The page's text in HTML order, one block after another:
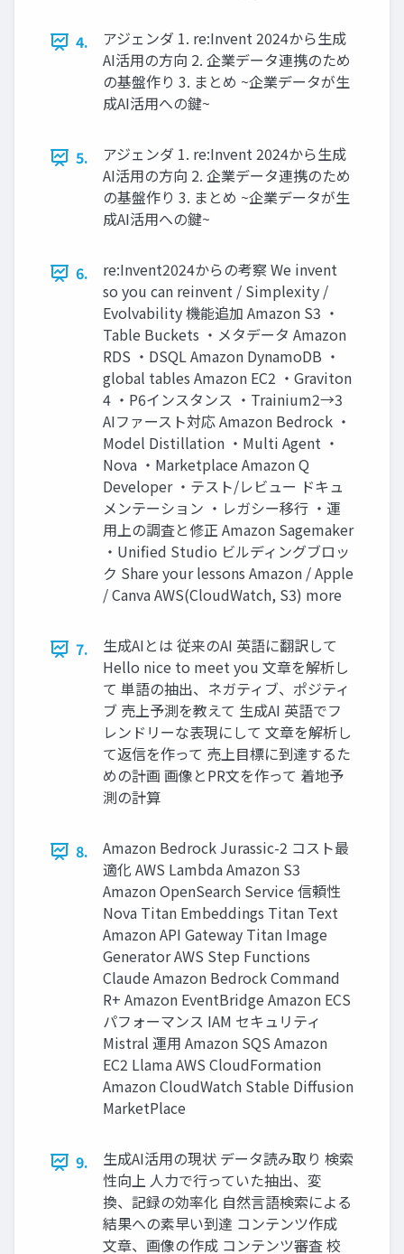
4.
アジェンダ 1. re:Invent 2024から生成
AI活用の方向 2. 企業データ連携のため
の基盤作り 3. まとめ ~企業データが生
成AI活用への鍵~
5.
アジェンダ 1. re:Invent 2024から生成
AI活用の方向 2. 企業データ連携のため
の基盤作り 3. まとめ ~企業データが生
成AI活用への鍵~
6.
re:Invent2024からの考察 We invent
so you can reinvent / Simplexity /
Evolvability 機能追加 Amazon S3 ・
Table Buckets ・メタデータ Amazon
RDS ・DSQL Amazon DynamoDB ・
global tables Amazon EC2 ・Graviton
4 ・P6インスタンス ・Trainium2→3
AIファースト対応 Amazon Bedrock ・
Model Distillation ・Multi Agent ・
Nova ・Marketplace Amazon Q
Developer ・テスト/レビュー ドキュ
メンテーション ・レガシー移行 ・運
用上の調査と修正 Amazon Sagemaker
・Unified Studio ビルディングブロッ
ク Share your lessons Amazon / Apple
/ Canva AWS(CloudWatch, S3) more
7.
生成AIとは 従来のAI 英語に翻訳して
Hello nice to meet you 文章を解析し
て 単語の抽出、ネガティブ、ポジティ
ブ 売上予測を教えて 生成AI 英語でフ
レンドリーな表現にして 文章を解析し
て返信を作って 売上目標に到達するた
めの計画 画像とPR文を作って 着地予
測の計算
8.
Amazon Bedrock Jurassic-2 コスト最
適化 AWS Lambda Amazon S3
Amazon OpenSearch Service 信頼性
Nova Titan Embeddings Titan Text
Amazon API Gateway Titan Image
Generator AWS Step Functions
Claude Amazon Bedrock Command
R+ Amazon EventBridge Amazon ECS
パフォーマンス IAM セキュリティ
Mistral 運用 Amazon SQS Amazon
EC2 Llama AWS CloudFormation
Amazon CloudWatch Stable Diffusion
MarketPlace
9.
生成AI活用の現状 データ読み取り 検索
性向上 人力で行っていた抽出、変
換、記録の効率化 自然言語検索による
結果への素早い到達 コンテンツ作成
文章、画像の作成 コンテンツ審査 校